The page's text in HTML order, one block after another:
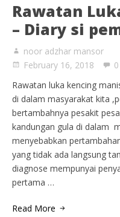
Rawatan
– Diary si
noor adzhar mansor
February 16, 2018
0
Rawatan luka kencing
di dalam masyarakat kita
bertambahnya pesakit
kandungan gula di dalam
menyebabkan
yang tidak ada langsung
diagnose mempunyai
pertama …
Read More